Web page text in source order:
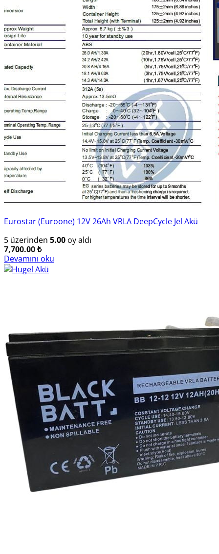
Eurostar (Euroone) 12V 26Ah VRLA DeepCycle Jel Akü
5 üzerinden 5.00 oy aldı
7,700.00₺
Devamını oku